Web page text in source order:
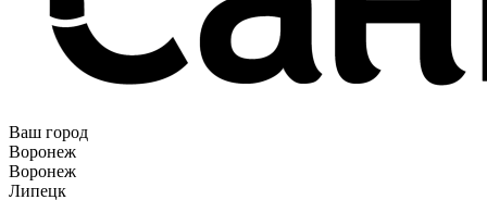
Ваш город
Воронеж
Воронеж
Липецк